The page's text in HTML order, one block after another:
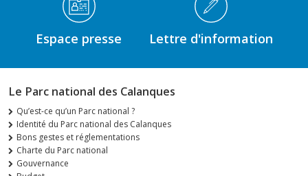
Espace presse Lettre d'information
Le Parc national des Calanques
Qu’est-ce qu’un Parc national ?
Identité du Parc national des Calanques
Bons gestes et réglementations
Charte du Parc national
Gouvernance